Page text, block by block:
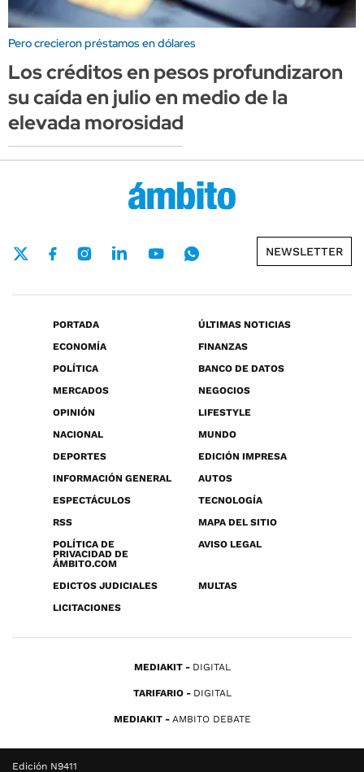
Pero crecieron préstamos en dólares
Los créditos en pesos profundizaron
su caída en julio en medio de la
elevada morosidad
NEWSLETTER
PORTADA
ÚLTIMAS NOTICIAS
ECONOMÍA
FINANZAS
POLÍTICA
BANCO DE DATOS
MERCADOS
NEGOCIOS
OPINIÓN
LIFESTYLE
NACIONAL
MUNDO
DEPORTES
EDICIÓN IMPRESA
INFORMACIÓN GENERAL
AUTOS
ESPECTÁCULOS
TECNOLOGÍA
RSS
MAPA DEL SITIO
POLÍTICA DE
PRIVACIDAD DE
ÁMBITO.COM
AVISO LEGAL
EDICTOS JUDICIALES
MULTAS
LICITACIONES
MEDIAKIT DIGITAL
TARIFARIO DIGITAL
MEDIAKIT AMBITO DEBATE
Edición N9411